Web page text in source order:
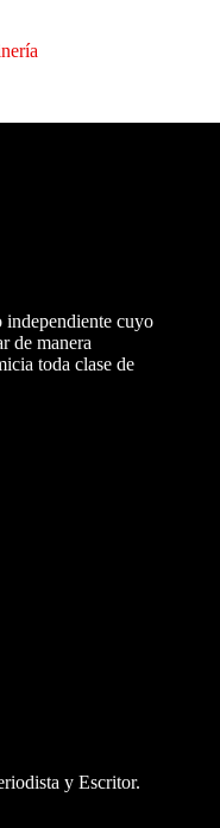
independiente cuyo
de manera
toda clase de
y Escritor.